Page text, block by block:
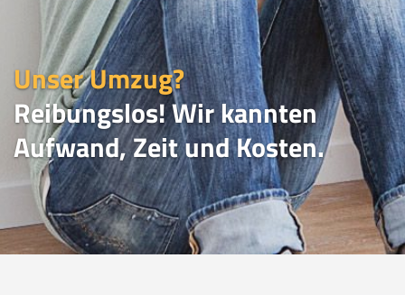
Unser Umzug?
Reibungslos! Wir kannten
Aufwand, Zeit und Kosten.